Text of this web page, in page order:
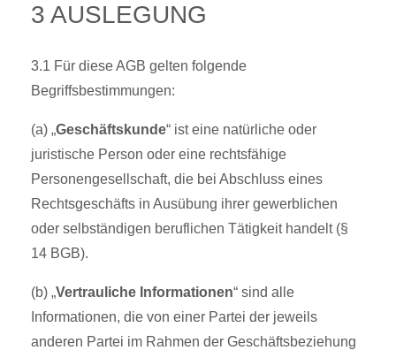
3 AUSLEGUNG
3.1 Für diese AGB gelten folgende
Begriffsbestimmungen:
(a) „Geschäftskunde“ ist eine natürliche oder
juristische Person oder eine rechtsfähige
Personengesellschaft, die bei Abschluss eines
Rechtsgeschäfts in Ausübung ihrer gewerblichen
oder selbständigen beruflichen Tätigkeit handelt (§
14 BGB).
(b) „Vertrauliche Informationen“ sind alle
Informationen, die von einer Partei der jeweils
anderen Partei im Rahmen der Geschäftsbeziehung